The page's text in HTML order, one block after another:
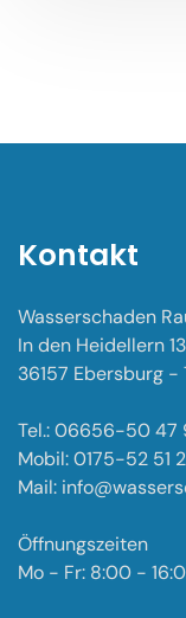
Kontakt
Wasserschaden
In den Heidellern 13
36157 Ebersburg -
Tel.: 06656-50 47
Mobil: 0175-52 51
Mail:
Öffnungszeiten
Mo - Fr: 8:00 -